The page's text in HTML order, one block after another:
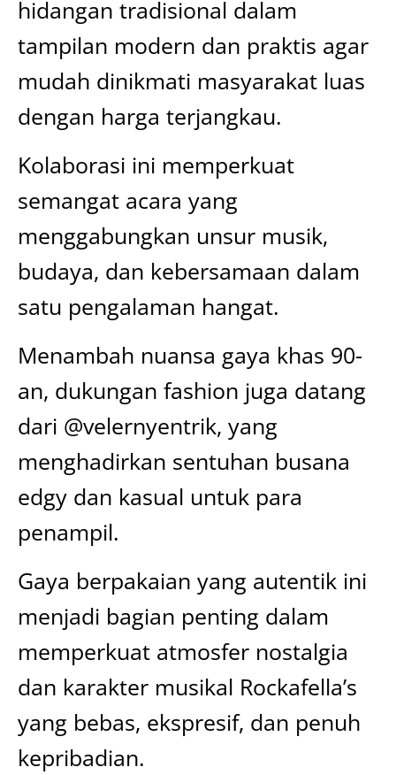
hidangan tradisional dalam
tampilan modern dan praktis agar
mudah dinikmati masyarakat luas
dengan harga terjangkau.
Kolaborasi ini memperkuat
semangat acara yang
menggabungkan unsur musik,
budaya, dan kebersamaan dalam
satu pengalaman hangat.
Menambah nuansa gaya khas 90-
an, dukungan fashion juga datang
dari @velernyentrik, yang
menghadirkan sentuhan busana
edgy dan kasual untuk para
penampil.
Gaya berpakaian yang autentik ini
menjadi bagian penting dalam
memperkuat atmosfer nostalgia
dan karakter musikal Rockafella’s
yang bebas, ekspresif, dan penuh
kepribadian.